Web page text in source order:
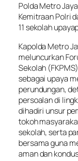
Polda Metro
Kemitraan Polri
11 sekolah
Kapolda Metro
meluncurkan
Sekolah
sebagai upaya
perundungan,
persoalan di
dihadiri unsur
tokoh
sekolah, serta
bersama guna
aman dan